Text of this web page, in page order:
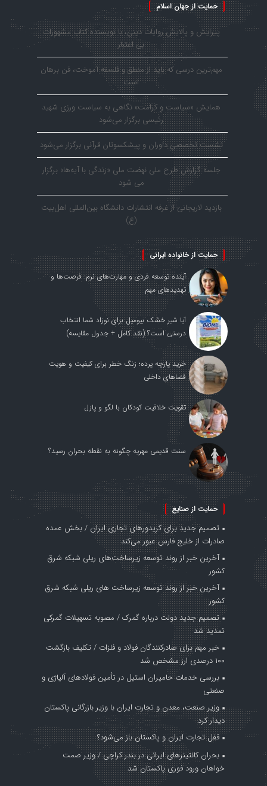
حمایت از جهان اسلام
پیرایش و پالایش روایات دینی، با نویسنده کتاب مشهورات
بی اعتبار
مهم‌ترین درسی که باید از منطق و فلسفه آموخت، فن برهان
است
همایش «سیاست و کرامت» نگاهی به سیاست ورزی شهید
رئیسی برگزار می‌شود
نشست تخصصی داوران و پیشکسوتان قرآنی برگزار می‌شود
جلسه گزارش طرح ملی نهضت ملی «زندگی با آیه‌ها» برگزار
می شود
بازدید لاریجانی از غرفه انتشارات دانشگاه بین‌المللی اهل‌بیت
(ع)
حمایت از خانواده ایرانی
آینده توسعه فردی و مهارت‌های نرم: فرصت‌ها و
تهدیدهای مهم
آیا شیر خشک بیومیل برای نوزاد شما انتخاب
درستی است؟ (نقد کامل + جدول مقایسه)
خرید پارچه پرده؛ زنگ خطر برای کیفیت و هویت
فضاهای داخلی
تقویت خلاقیت کودکان با لگو و پازل
سنت قدیمی مهریه چگونه به نقطه بحران رسید؟
حمایت از صنایع
تصمیم جدید برای کریدورهای تجاری ایران / بخش عمده
صادرات از خلیج فارس عبور می‌کند
آخرین خبر از روند توسعه زیرساخت‌های ریلی شبکه شرق
کشور
آخرین خبر از روند توسعه زیرساخت های ریلی شبکه شرق
کشور
تصمیم جدید دولت درباره گمرک / مصوبه تسهیلات گمرکی
تمدید شد
خبر مهم برای صادرکنندگان فولاد و فلزات / تکلیف بازگشت
۱۰۰ درصدی ارز مشخص شد
بررسی خدمات حامیران استیل در تأمین فولادهای آلیاژی و
صنعتی
وزیر صنعت، معدن و تجارت ایران با وزیر بازرگانی پاکستان
دیدار کرد
قفل تجارت ایران و پاکستان باز می‌شود؟
بحران کانتینر‌های ایرانی در بندر کراچی / وزیر صمت
خواهان ورود فوری پاکستان شد